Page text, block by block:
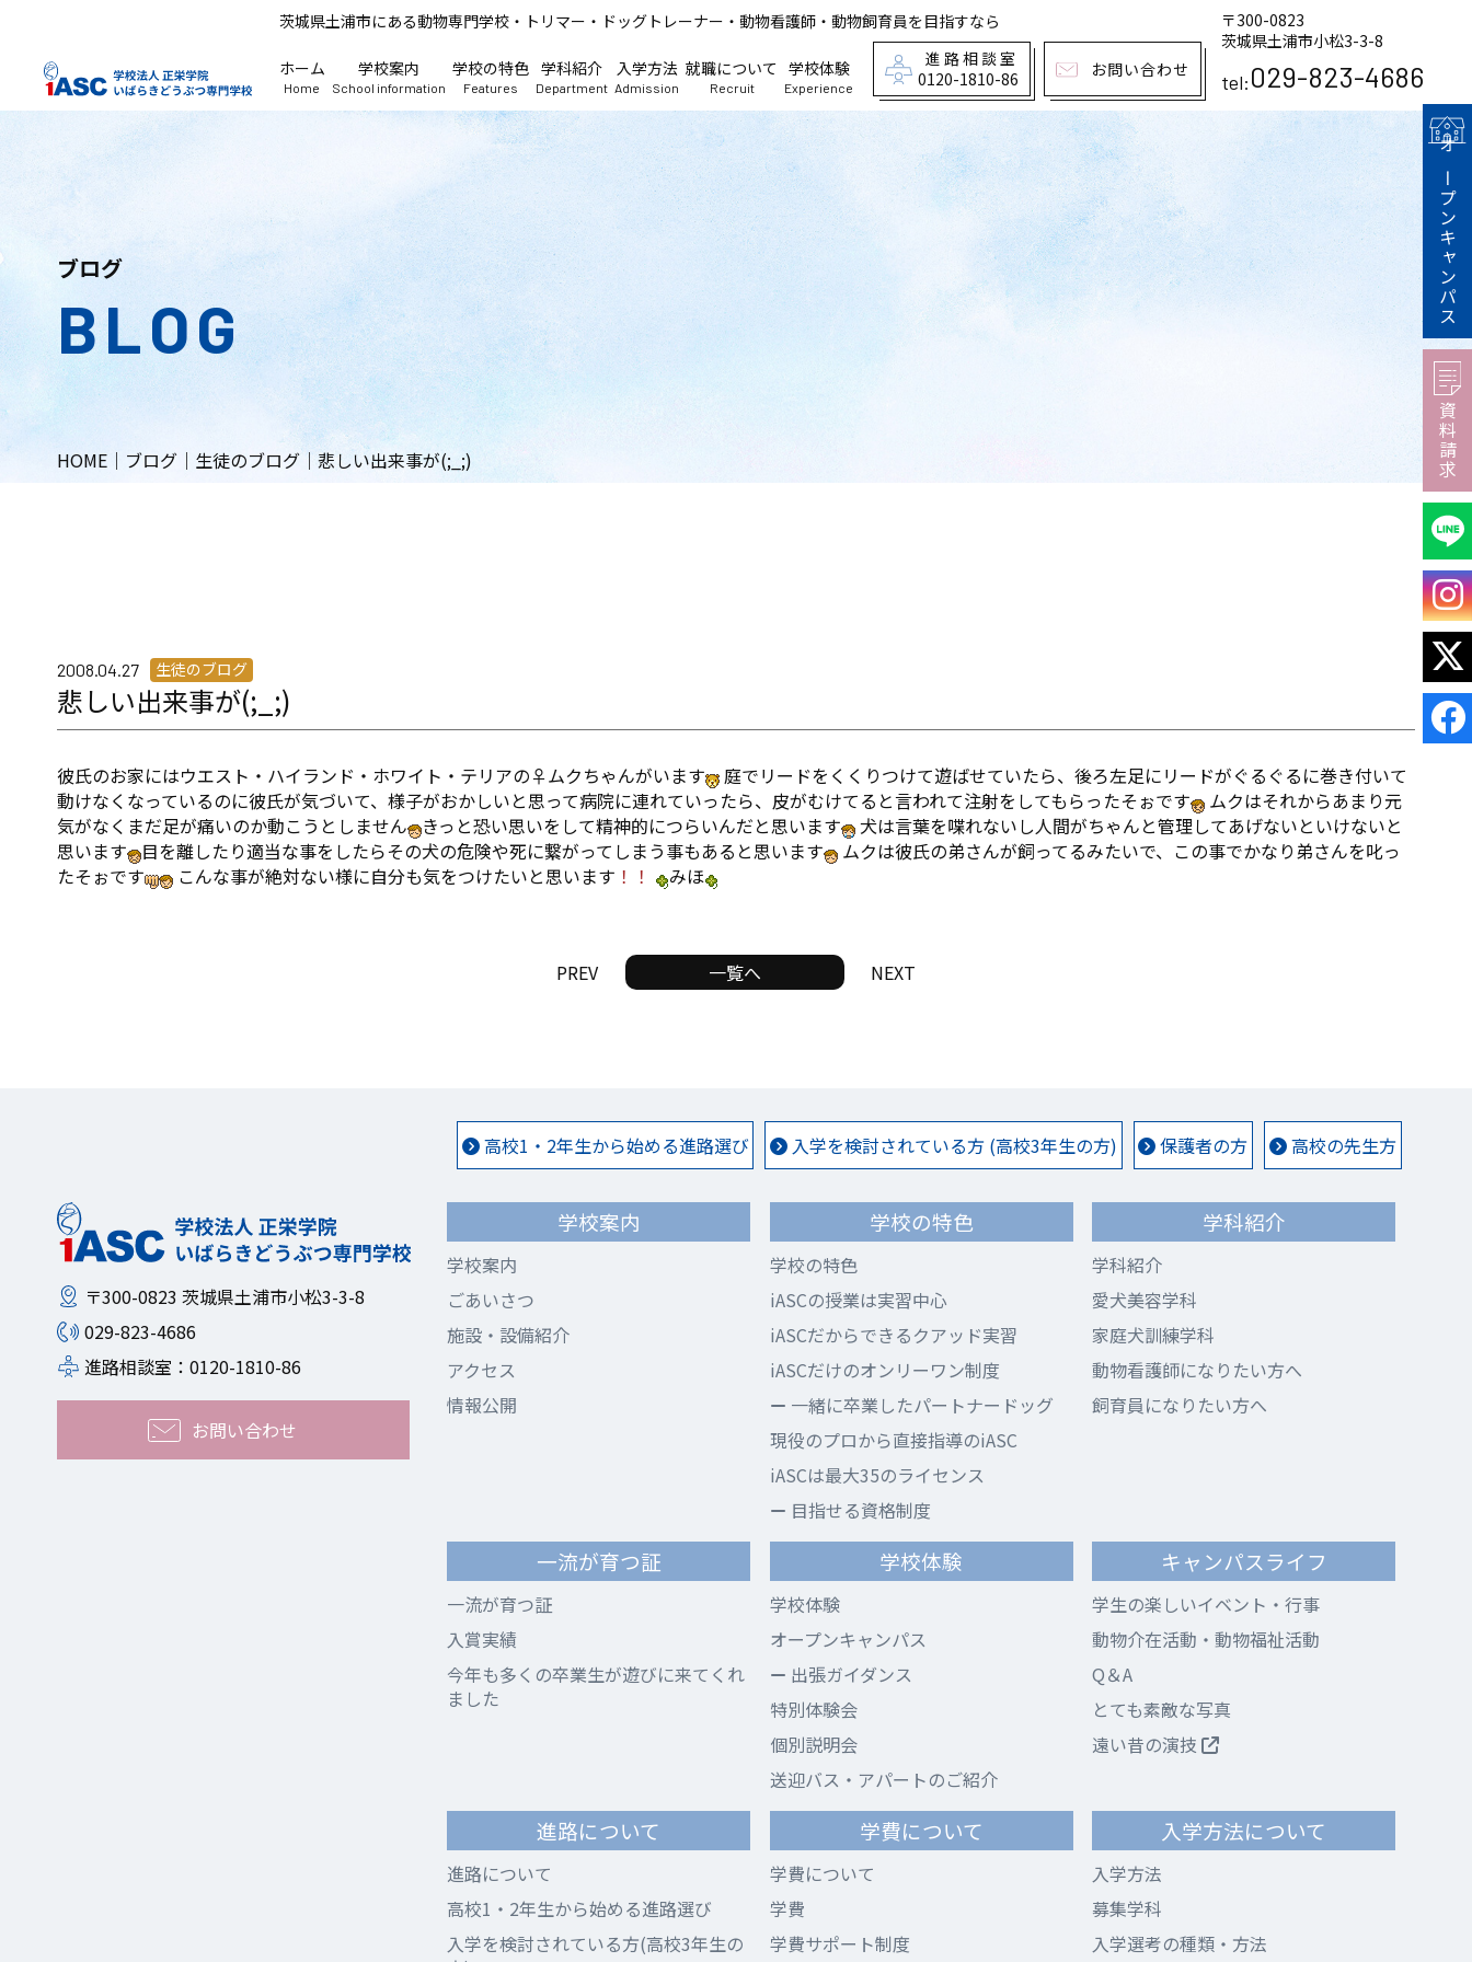
茨城県土浦市にある動物専門学校・トリマー・ドッグトレーナー・動物看護師・動物飼育員を目指すなら
ホーム
Home
学校案内
School information
学校の特色
Features
学科紹介
Department
入学方法
Admission
就職について
Recruit
学校体験
Experience
進路相談室
0120-1810-86
お問い合わせ
〒300-0823
茨城県土浦市小松3-3-8
tel:029-823-4686
ブログ
BLOG
HOME ｜ ブログ ｜ 生徒のブログ ｜悲しい出来事が(;_;)
2008.04.27 生徒のブログ
悲しい出来事が(;_;)
彼氏のお家にはウエスト・ハイランド・ホワイト・テリアの♀ムクちゃんがいます
庭でリードをくくりつけて遊ばせていたら、後ろ左足にリードがぐるぐるに巻き付いて
動けなくなっているのに彼氏が気づいて、様子がおかしいと思って病院に連れていったら、皮がむけてると言われて注射をしてもらったそぉです
ムクはそれからあまり元
気がなくまだ足が痛いのか動こうとしません
きっと恐い思いをして精神的につらいんだと思います
犬は言葉を喋れないし人間がちゃんと管理してあげないといけないと
思います
目を離したり適当な事をしたらその犬の危険や死に繋がってしまう事もあると思います
ムクは彼氏の弟さんが飼ってるみたいで、この事でかなり弟さんを叱っ
たそぉです
こんな事が絶対ない様に自分も気をつけたいと思います ！！ みほ
PREV 一覧へ NEXT
オープンキャンパス
資料請求
〒300-0823 茨城県土浦市小松3-3-8
029-823-4686
進路相談室：0120-1810-86
お問い合わせ
高校1・2年生から始める進路選び 入学を検討されている方 (高校3年生の方) 保護者の方 高校の先生方
学校案内
学校案内
ごあいさつ
施設・設備紹介
アクセス
情報公開
学校の特色
学校の特色
iASCの授業は実習中心
iASCだからできるクアッド実習
iASCだけのオンリーワン制度
一緒に卒業したパートナードッグ
現役のプロから直接指導のiASC
iASCは最大35のライセンス
目指せる資格制度
学科紹介
学科紹介
愛犬美容学科
家庭犬訓練学科
動物看護師になりたい方へ
飼育員になりたい方へ
一流が育つ証
一流が育つ証
入賞実績
今年も多くの卒業生が遊びに来てくれ
ました
学校体験
学校体験
オープンキャンパス
出張ガイダンス
特別体験会
個別説明会
送迎バス・アパートのご紹介
キャンパスライフ
学生の楽しいイベント・行事
動物介在活動・動物福祉活動
Q＆A
とても素敵な写真
遠い昔の演技
進路について
進路について
高校1・2年生から始める進路選び
入学を検討されている方(高校3年生の
学費について
学費について
学費
学費サポート制度
入学方法について
入学方法
募集学科
入学選考の種類・方法